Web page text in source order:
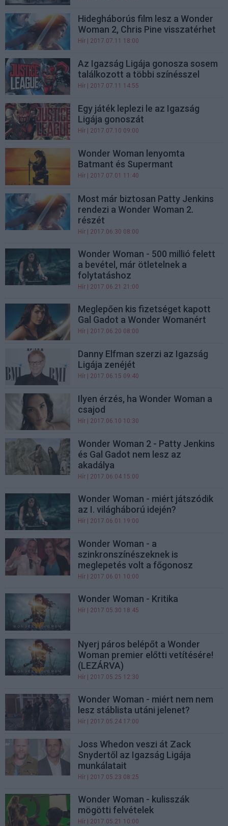
Hidegháborús film lesz a Wonder
Woman 2, Chris Pine visszatérhet
Hír | 2017.07.11 18:00
Az Igazság Ligája gonosza sosem
találkozott a többi színésszel
Hír | 2017.07.11 14:55
Egy játék leplezi le az Igazság
Ligája gonoszát
Hír | 2017.07.10 09:00
Wonder Woman lenyomta
Batmant és Supermant
Hír | 2017.07.01 11:40
Most már biztosan Patty Jenkins
rendezi a Wonder Woman 2.
részét
Hír | 2017.06.30 08:00
Wonder Woman - 500 millió felett
a bevétel, már ötletelnek a
folytatáshoz
Hír | 2017.06.21 21:00
Meglepően kis fizetséget kapott
Gal Gadot a Wonder Womanért
Hír | 2017.06.20 08:00
Danny Elfman szerzi az Igazság
Ligája zenéjét
Hír | 2017.06.15 09:40
Ilyen érzés, ha Wonder Woman a
csajod
Hír | 2017.06.10 10:30
Wonder Woman 2 - Patty Jenkins
és Gal Gadot nem lesz az
akadálya
Hír | 2017.06.04 15:00
Wonder Woman - miért játszódik
az I. világháború idején?
Hír | 2017.06.01 19:00
Wonder Woman - a
szinkronszínészeknek is
meglepetés volt a főgonosz
Hír | 2017.06.01 10:00
Wonder Woman - Kritika
Hír | 2017.05.30 18:45
Nyerj páros belépőt a Wonder
Woman premier előtti vetítésére!
(LEZÁRVA)
Hír | 2017.05.25 12:30
Wonder Woman - miért nem nem
lesz stáblista utáni jelenet?
Hír | 2017.05.24 17:00
Joss Whedon veszi át Zack
Snydertől az Igazság Ligája
munkálatait
Hír | 2017.05.23 08:25
Wonder Woman - kulisszák
mögötti felvételek
Hír | 2017.05.21 10:00